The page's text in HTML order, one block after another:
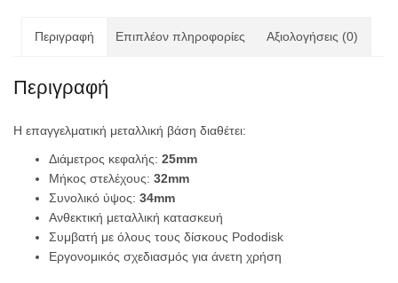
Περιγραφή Επιπλέον πληροφορίες Αξιολογήσεις (0)
Περιγραφή
Η επαγγελματική μεταλλική βάση διαθέτει:
Διάμετρος κεφαλής: 25mm
Μήκος στελέχους: 32mm
Συνολικό ύψος: 34mm
Ανθεκτική μεταλλική κατασκευή
Συμβατή με όλους τους δίσκους Pododisk
Εργονομικός σχεδιασμός για άνετη χρήση